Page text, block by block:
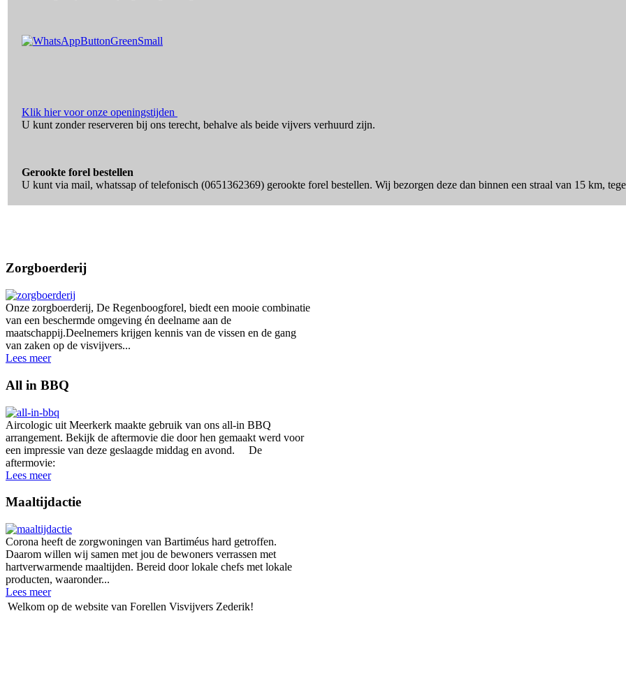
Klik hier voor onze openingstijden
U kunt zonder reserveren bij ons terecht, behalve als beide vijvers verhuurd zijn.
Gerookte forel bestellen
U kunt via mail, whatssap of telefonisch (0651362369) gerookte forel bestellen. Wij bezorgen deze dan binnen een straal van 15 km,
Zorgboerderij
Onze zorgboerderij, De Regenboogforel, biedt een mooie combinatie
van een beschermde omgeving én deelname aan de
maatschappij.Deelnemers krijgen kennis van de vissen en de gang
van zaken op de visvijvers...
Lees meer
All in BBQ
Aircologic uit Meerkerk maakte gebruik van ons all-in BBQ
arrangement. Bekijk de aftermovie die door hen gemaakt werd voor
een impressie van deze geslaagde middag en avond. De
aftermovie:
Lees meer
Maaltijdactie
Corona heeft de zorgwoningen van Bartiméus hard getroffen.
Daarom willen wij samen met jou de bewoners verrassen met
hartverwarmende maaltijden. Bereid door lokale chefs met lokale
producten, waaronder...
Lees meer
Welkom op de website van Forellen Visvijvers Zederik!